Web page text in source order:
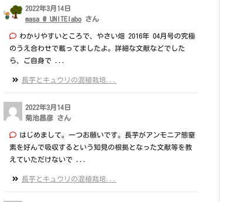
2022年3月14日
masa @ UNITElabo さん
わかりやすいところで、やさい畑 2016年 04月号の究極
のうえ合わせで載ってましたよ。詳細な文献などでした
ら、ご自身で ...
長芋とキュウリの混植栽培...
2022年3月14日
菊池昌彦 さん
はじめまして。一つお願いです。長芋がアンモニア態窒
素を好んで吸収するという知見の根拠となった文献等を教
えていただけないで ...
長芋とキュウリの混植栽培...